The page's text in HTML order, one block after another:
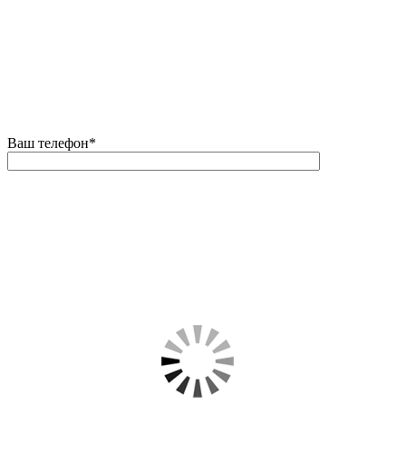
Ваш телефон*